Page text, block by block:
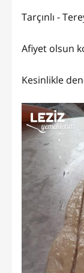
Tarçınlı -
Afiyet olsun
Kesinlikle